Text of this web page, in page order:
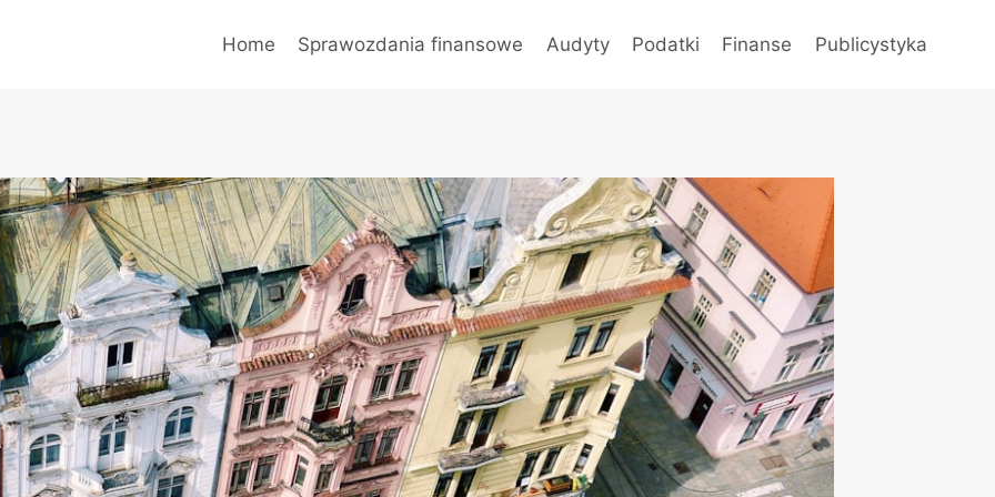
Home Sprawozdania finansowe Audyty Podatki Finanse Publicystyka